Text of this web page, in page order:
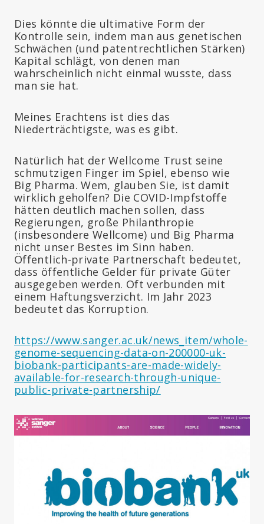
Dies könnte die ultimative Form der
Kontrolle sein, indem man aus genetischen
Schwächen (und patentrechtlichen Stärken)
Kapital schlägt, von denen man
wahrscheinlich nicht einmal wusste, dass
man sie hat.
Meines Erachtens ist dies das
Niederträchtigste, was es gibt.
Natürlich hat der Wellcome Trust seine
schmutzigen Finger im Spiel, ebenso wie
Big Pharma. Wem, glauben Sie, ist damit
wirklich geholfen? Die COVID-Impfstoffe
hätten deutlich machen sollen, dass
Regierungen, große Philanthropie
(insbesondere Wellcome) und Big Pharma
nicht unser Bestes im Sinn haben.
Öffentlich-private Partnerschaft bedeutet,
dass öffentliche Gelder für private Güter
ausgegeben werden. Oft verbunden mit
einem Haftungsverzicht. Im Jahr 2023
bedeutet das Korruption.
https://www.sanger.ac.uk/news_item/whole-
genome-sequencing-data-on-200000-uk-
biobank-participants-are-made-widely-
available-for-research-through-unique-
public-private-partnership/